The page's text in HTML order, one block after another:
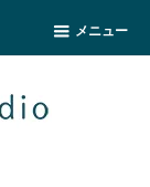
メニュー